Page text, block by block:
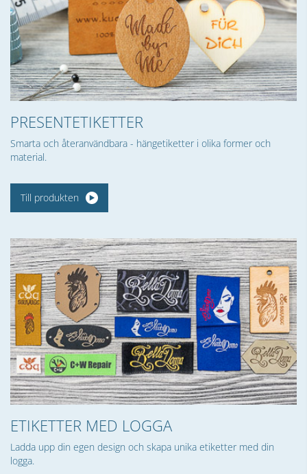
PRESENTETIKETTER
Smarta och återanvändbara - hängetiketter i olika former och
material.
Till produkten
ETIKETTER MED LOGGA
Ladda upp din egen design och skapa unika etiketter med din
logga.